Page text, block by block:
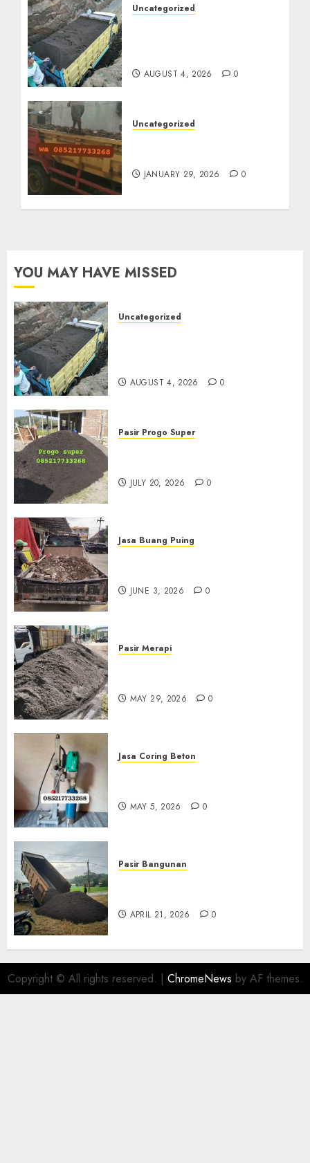
Uncategorized
AUGUST 4, 2026 0
Uncategorized
JANUARY 29, 2026 0
YOU MAY HAVE MISSED
Uncategorized
AUGUST 4, 2026 0
Pasir Progo Super
JULY 20, 2026 0
Jasa Buang Puing
JUNE 3, 2026 0
Pasir Merapi
MAY 29, 2026 0
Jasa Coring Beton
MAY 5, 2026 0
Pasir Bangunan
APRIL 21, 2026 0
Copyright © All rights reserved. | ChromeNews by AF themes.